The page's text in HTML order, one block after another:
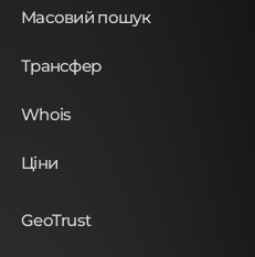
Масовий пошук
Трансфер
Whois
Ціни
GeoTrust